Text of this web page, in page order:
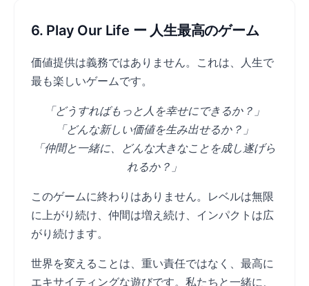
6. Play Our Life ー 人生最高のゲーム
価値提供は義務ではありません。これは、人生で
最も楽しいゲームです。
「どうすればもっと人を幸せにできるか？」
「どんな新しい価値を生み出せるか？」
「仲間と一緒に、どんな大きなことを成し遂げら
れるか？」
このゲームに終わりはありません。レベルは無限
に上がり続け、仲間は増え続け、インパクトは広
がり続けます。
世界を変えることは、重い責任ではなく、最高に
エキサイティングな遊びです。私たちと一緒に、